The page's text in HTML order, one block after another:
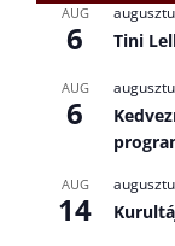
AUG
6 Tini
AUG
6
AUG
14